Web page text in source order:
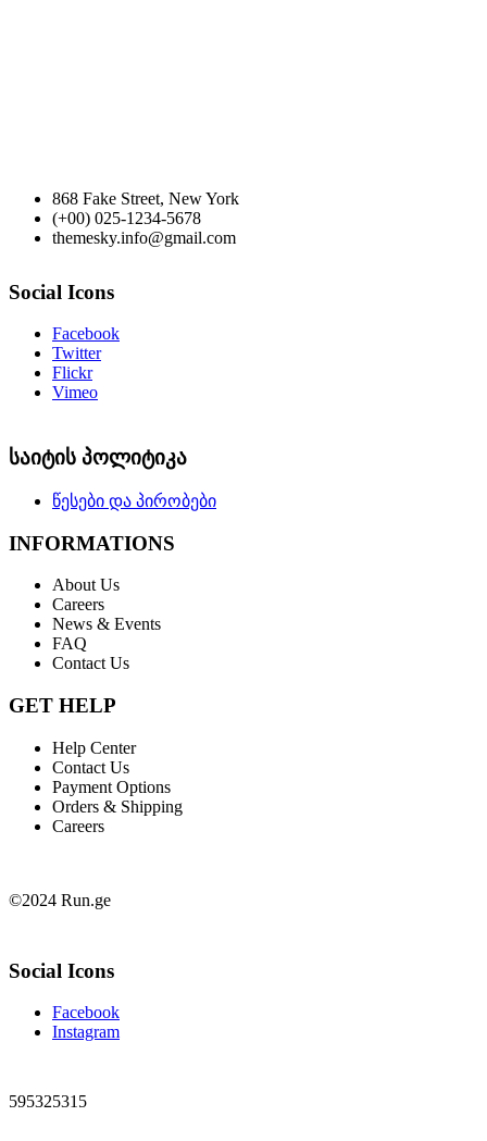
868 Fake Street, New York
(+00) 025-1234-5678
themesky.info@gmail.com
Social Icons
Facebook
Twitter
Flickr
Vimeo
საიტის პოლიტიკა
წესები და პირობები
INFORMATIONS
About Us
Careers
News & Events
FAQ
Contact Us
GET HELP
Help Center
Contact Us
Payment Options
Orders & Shipping
Careers
©2024 Run.ge
Social Icons
Facebook
Instagram
595325315